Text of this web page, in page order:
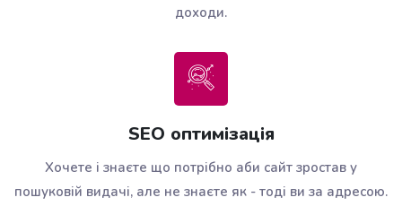
доходи.
SEO оптимізація
Хочете і знаєте що потрібно аби сайт зростав у
пошуковій видачі, але не знаєте як - тоді ви за адресою.